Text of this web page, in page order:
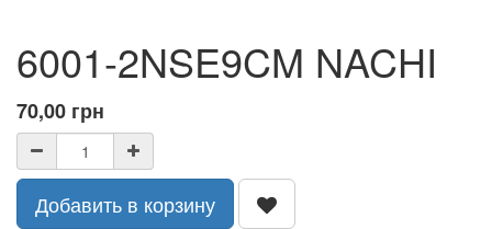
6001-2NSE9CM NACHI
70,00 грн
Добавить в корзину